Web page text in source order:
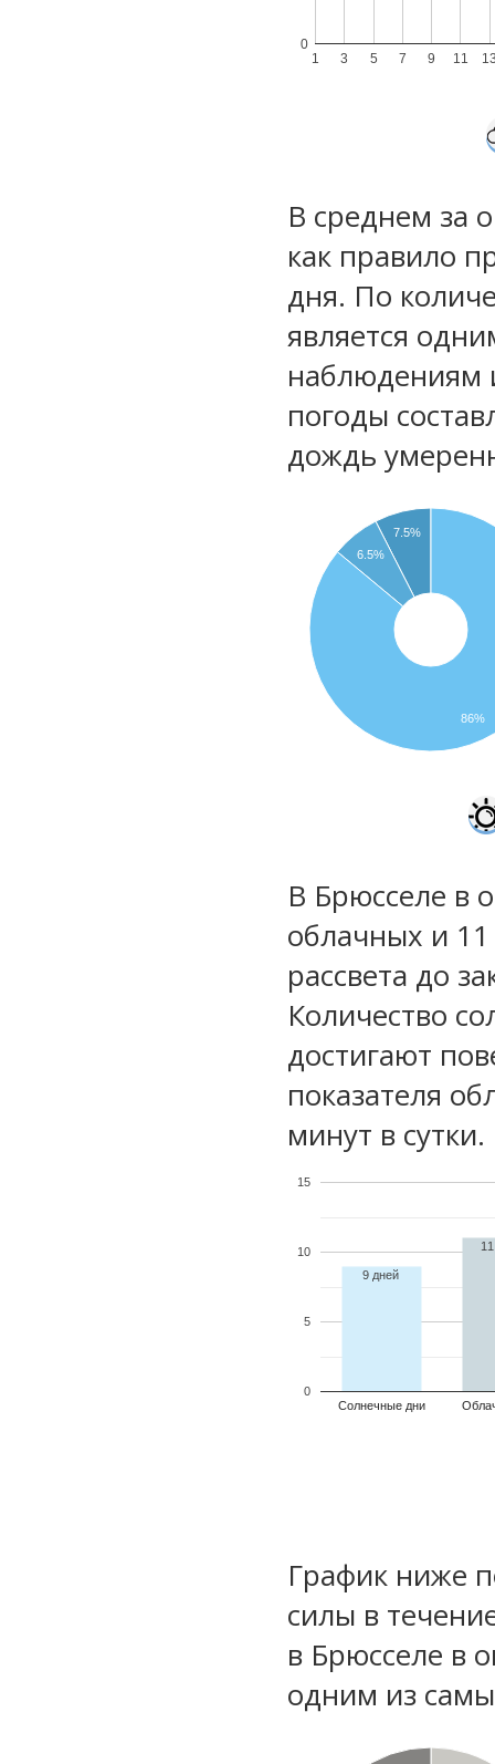
1 3 5 7 9 11
0
В среднем за
как правило
дня. По
является
наблюдениям
погоды
дождь
7.5%
6.5%
86%
В Брюсселе в
облачных и
рассвета до
Количество
достигают
показателя
минут в сутки.
Солнечные дни
0
5
10
15
9 дней
График ниже
силы в
в Брюсселе в
одним из